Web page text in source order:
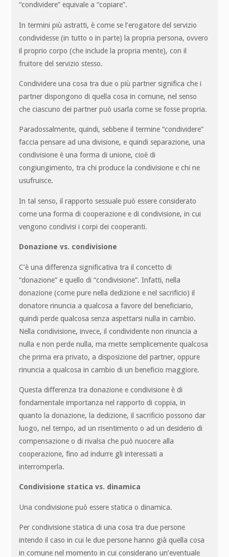
“condividere” equivale a “copiare”.
In termini più astratti, è come se l’erogatore del servizio
condividesse (in tutto o in parte) la propria persona, ovvero
il proprio corpo (che include la propria mente), con il
fruitore del servizio stesso.
Condividere una cosa tra due o più partner significa che i
partner dispongono di quella cosa in comune, nel senso
che ciascuno dei partner può usarla come se fosse propria.
Paradossalmente, quindi, sebbene il termine “condividere”
faccia pensare ad una divisione, e quindi separazione, una
condivisione è una forma di unione, cioè di
congiungimento, tra chi produce la condivisione e chi ne
usufruisce.
In tal senso, il rapporto sessuale può essere considerato
come una forma di cooperazione e di condivisione, in cui
vengono condivisi i corpi dei cooperanti.
Donazione vs. condivisione
C’è una differenza significativa tra il concetto di
“donazione” e quello di “condivisione”. Infatti, nella
donazione (come pure nella dedizione e nel sacrificio) il
donatore rinuncia a qualcosa a favore del beneficiario,
quindi perde qualcosa senza aspettarsi nulla in cambio.
Nella condivisione, invece, il condividente non rinuncia a
nulla e non perde nulla, ma mette semplicemente qualcosa
che prima era privato, a disposizione del partner, oppure
rinuncia a qualcosa in cambio di un beneficio maggiore.
Questa differenza tra donazione e condivisione è di
fondamentale importanza nel rapporto di coppia, in
quanto la donazione, la dedizione, il sacrificio possono dar
luogo, nel tempo, ad un risentimento o ad un desiderio di
compensazione o di rivalsa che può nuocere alla
cooperazione, fino ad indurre gli interessati a
interromperla.
Condivisione statica vs. dinamica
Una condivisione può essere statica o dinamica.
Per condivisione statica di una cosa tra due persone
intendo il caso in cui le due persone hanno già quella cosa
in comune nel momento in cui considerano un’eventuale